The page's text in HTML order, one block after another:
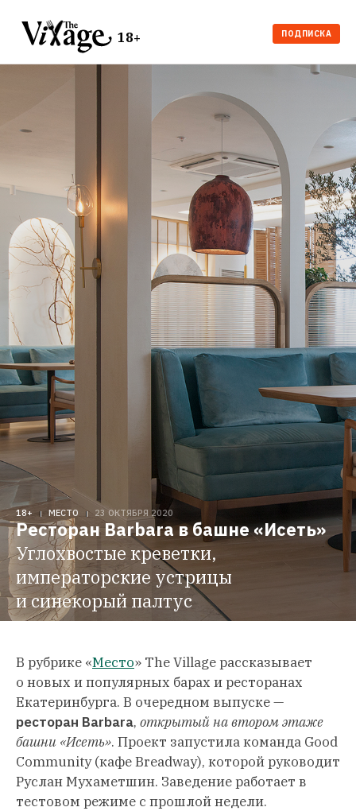
18+ ПОДПИСКА
18+ МЕСТО 23 ОКТЯБРЯ 2020
Ресторан Barbara в башне «Исеть»
Углохвостые креветки,
императорские устрицы
и синекорый палтус
В рубрике «Место» The Village рассказывает
о новых и популярных барах и ресторанах
Екатеринбурга. В очередном выпуске —
ресторан Barbara, открытый на втором этаже
башни «Исеть». Проект запустила команда Good
Community (кафе Breadway), которой руководит
Руслан Мухаметшин. Заведение работает в
тестовом режиме с прошлой недели.